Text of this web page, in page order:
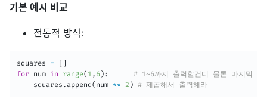
기본 예시 비교
전통적 방식:
squares = [ ]
for num in range( 1 , 6) :
# 1~6까지 출력할건디 물론 마지막 요
	squares
.append( num ** 2 ) # 제곱해서 출력해라